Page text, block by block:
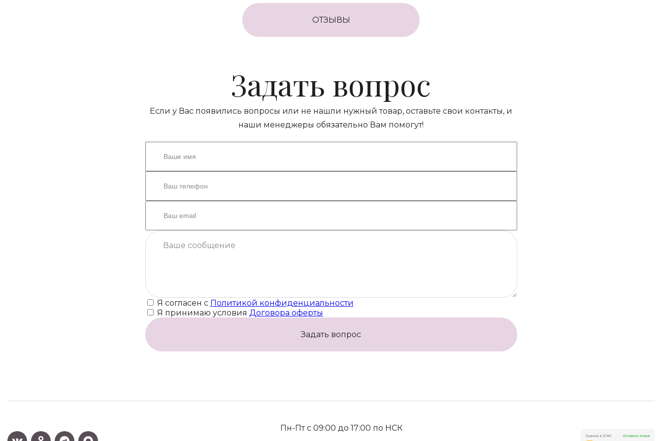
ОТЗЫВЫ
Задать вопрос
Если у Вас появились вопросы или не нашли нужный товар, оставьте свои контакты, и
наши менеджеры обязательно Вам помогут!
Я согласен с Политикой конфиденциальности
Я принимаю условия Договора оферты
Задать вопрос
Пн-Пт с 09:00 до 17:00 по НСК